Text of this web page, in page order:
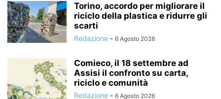
Torino, accordo per migliorare il
riciclo della plastica e ridurre gli
scarti
Redazione - 6 Agosto 2026
Comieco, il 18 settembre ad
Assisi il confronto su carta,
riciclo e comunità
Redazione - 6 Agosto 2026